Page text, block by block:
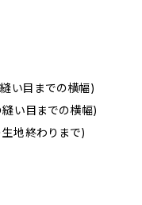
い目までの横幅)
い目までの横幅)
地終わりまで)